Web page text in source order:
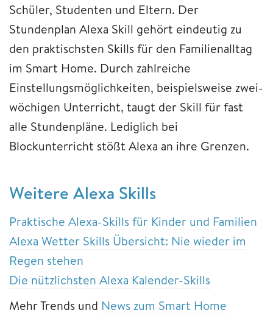
Schüler, Studenten und Eltern. Der
Stundenplan Alexa Skill gehört eindeutig zu
den praktischsten Skills für den Familienalltag
im Smart Home. Durch zahlreiche
Einstellungsmöglichkeiten, beispielsweise zwei-
wöchigen Unterricht, taugt der Skill für fast
alle Stundenpläne. Lediglich bei
Blockunterricht stößt Alexa an ihre Grenzen.
Weitere Alexa Skills
Praktische Alexa-Skills für Kinder und Familien
Alexa Wetter Skills Übersicht: Nie wieder im
Regen stehen
Die nützlichsten Alexa Kalender-Skills
Mehr Trends und News zum Smart Home